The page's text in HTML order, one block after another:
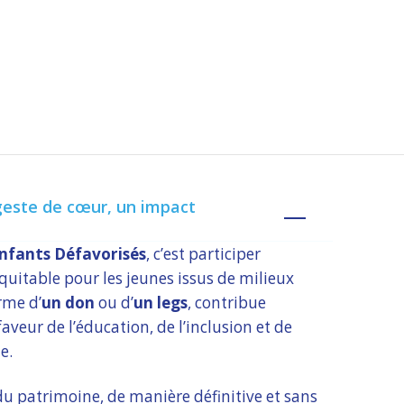
de cœur, un impact
Défavorisés, c’est participer
pour les jeunes issus de milieux
d’un don ou d’un legs, contribue
de l’éducation, de l’inclusion et de
patrimoine, de manière définitive et sans